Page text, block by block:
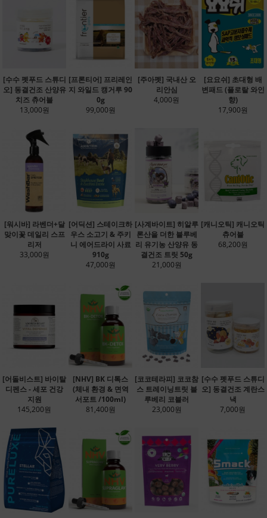
[수수 펫푸드 스튜디
오] 동결건조 산양유
치즈 츄어블
13,000원
[프론티어] 프리레인
지 와일드 캥거루 90
0g
99,000원
[주아펫] 국내산 오
리안심
4,000원
[요요쉬] 초대형 배
변패드 (플로랄 와인
향)
17,900원
[워시바] 라벤더+달
맞이꽃 데일리 스프
리저
33,000원
[어딕션] 스테이크하
우스 소고기 & 주키
니 에어드라이 사료
910g
47,000원
[사계바이트] 히알루
론산을 더한 블루베
리 유기농 산양유 동
결건조 트릿 50g
21,000원
[캐니오틱] 캐니오틱
츄어블
68,200원
[어돌비스트] 바이탈
디펜스 - 세포 건강
지원
145,200원
[NHV] BK 디톡스
(체내 환경 & 면역
서포트 /100ml)
81,400원
[코코테라피] 코코참
스 트레이닝트릿 블
루베리 코블러
23,000원
[수수 펫푸드 스튜디
오] 동결건조 계란스
낵
7,000원